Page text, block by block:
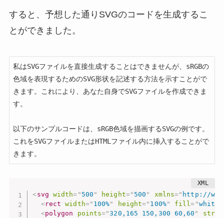
すると、予想した通りSVGのコードを生成するこ
とができました。
私はSVGファイルを直接生成することはできませんが、sRGBの
色域を表現するためのSVG形状を記述する方法を示すことがで
きます。これにより、あなた自身でSVGファイルを作成できま
す。
以下のサンプルコードは、sRGB色域を描画するSVGの例です。
これをSVGファイルまたはHTMLファイル内に挿入することがで
きます。
<svg width= " 500 " height=" 500 " xmlns=" http://
<rect width=" 100%" height=" 100%" fill= "white
<polygon points="320,165 150,300 60,60 "